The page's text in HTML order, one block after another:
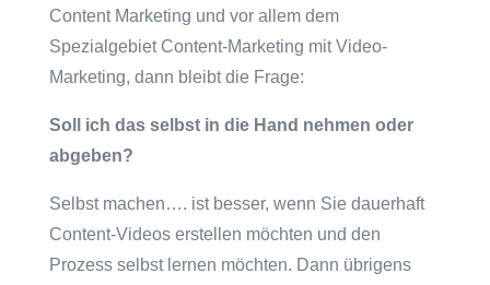
Content Marketing und vor allem dem
Spezialgebiet Content-Marketing mit Video-
Marketing, dann bleibt die Frage:
Soll ich das selbst in die Hand nehmen oder
abgeben?
Selbst machen…. ist besser, wenn Sie dauerhaft
Content-Videos erstellen möchten und den
Prozess selbst lernen möchten. Dann übrigens